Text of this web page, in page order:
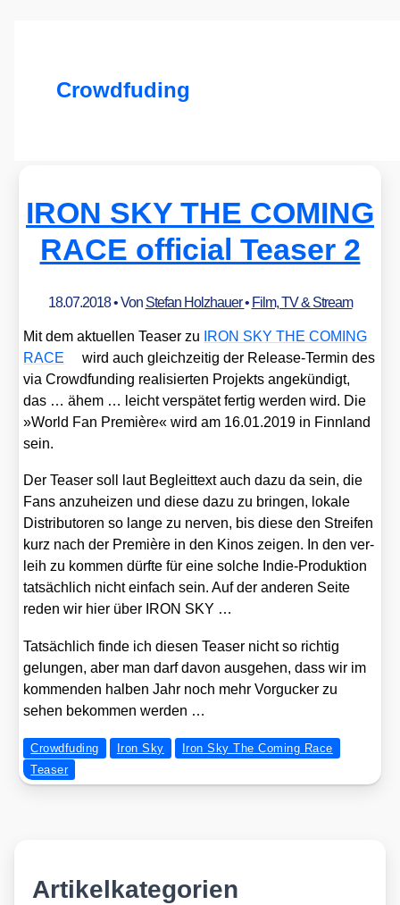
Crowdfuding
IRON SKY THE COMING
RACE official Teaser 2
18.07.2018• Von Stefan Holzhauer• Film, TV & Stream
Mit dem aktu­el­len Teaser zu
IRON SKY THE COMING
RACE
wird auch gleich­zei­tig der Release-Ter­min des
via Crowd­fun­ding rea­li­sier­ten Pro­jekts ange­kün­digt,
das … ähem … leicht ver­spä­tet fer­tig wer­den wird. Die
»World Fan Pre­miè­re« wird am 16.01.2019 in Finn­land
sein.
Der Teaser soll laut Begleit­text auch dazu da sein, die
Fans anzu­hei­zen und die­se dazu zu brin­gen, loka­le
Dis­tri­bu­to­ren so lan­ge zu ner­ven, bis die­se den Strei­fen
kurz nach der Pre­miè­re in den Kinos zei­gen. In den ver­
leih zu kom­men dürf­te für eine sol­che Indie-Pro­duk­ti­on
tat­säch­lich nicht ein­fach sein. Auf der ande­ren Sei­te
reden wir hier über IRON SKY …
Tat­säch­lich fin­de ich die­sen Teaser nicht so rich­tig
gelun­gen, aber man darf davon aus­ge­hen, dass wir im
kom­men­den hal­ben Jahr noch mehr Vor­gu­cker zu
sehen bekom­men wer­den …
Crowdfuding Iron Sky
Iron Sky The Coming Race
Teaser
Artikelkategorien